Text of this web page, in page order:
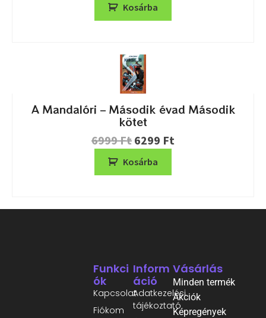
Kosárba
A Mandalóri – Második évad Második
kötet
6999Ft 6299 Ft
Kosárba
Inform
Áció
Adatkezelési
tájékoztató
Funkci
Ók
Kapcsolat
Fiókom
Vásárlás
Minden termék
Akciók
Képregények